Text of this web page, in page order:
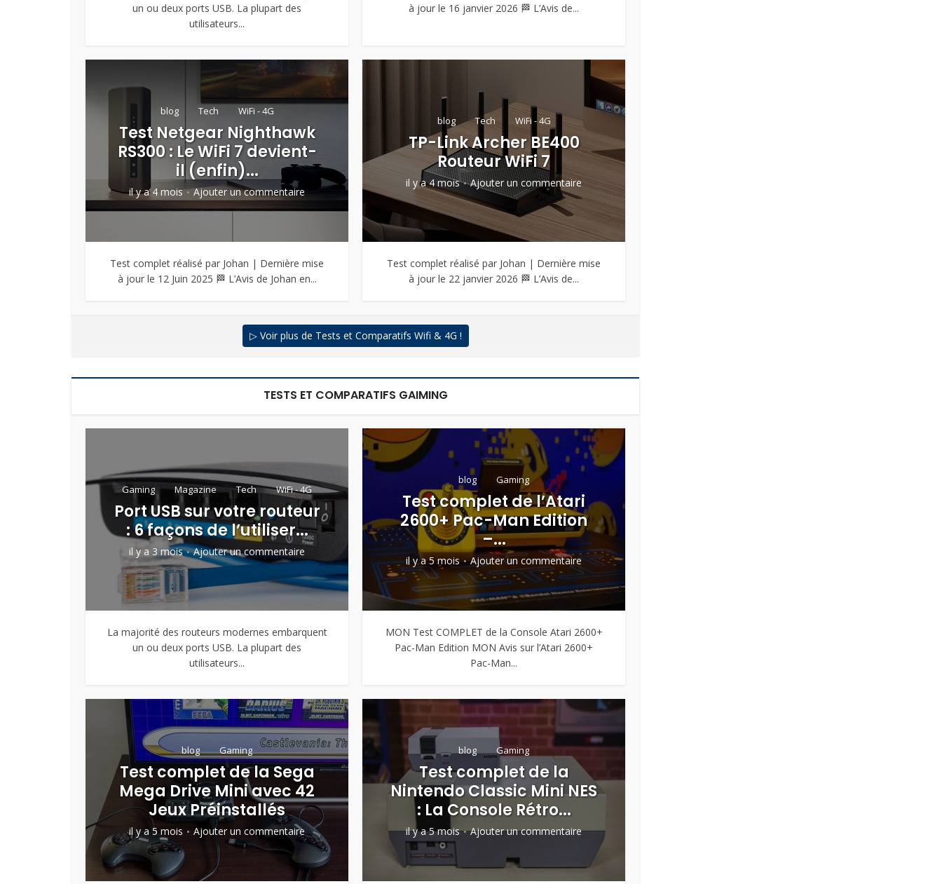
un ou deux ports USB. La plupart des
utilisateurs...
à jour le 16 janvier 2026 🏁 L’Avis de...
blog Tech WiFi - 4G
Test Netgear Nighthawk
RS300 : Le WiFi 7 devient-
il (enfin)...
il y a 4 mois Ajouter un commentaire
Test complet réalisé par Johan | Dernière mise
à jour le 12 Juin 2025 🏁 L’Avis de Johan en...
blog Tech WiFi - 4G
TP-Link Archer BE400
Routeur WiFi 7
il y a 4 mois Ajouter un commentaire
Test complet réalisé par Johan | Dernière mise
à jour le 22 janvier 2026 🏁 L’Avis de...
▷ Voir plus de Tests et Comparatifs Wifi & 4G !
TESTS ET COMPARATIFS GAIMING
Gaming Magazine Tech WiFi - 4G
Port USB sur votre routeur
: 6 façons de l’utiliser...
il y a 3 mois Ajouter un commentaire
La majorité des routeurs modernes embarquent
un ou deux ports USB. La plupart des
utilisateurs...
blog Gaming
Test complet de l’Atari
2600+ Pac-Man Edition
–...
il y a 5 mois Ajouter un commentaire
MON Test COMPLET de la Console Atari 2600+
Pac-Man Edition MON Avis sur l’Atari 2600+
Pac-Man...
blog Gaming
Test complet de la Sega
Mega Drive Mini avec 42
Jeux Préinstallés
il y a 5 mois Ajouter un commentaire
blog Gaming
Test complet de la
Nintendo Classic Mini NES
: La Console Rétro...
il y a 5 mois Ajouter un commentaire